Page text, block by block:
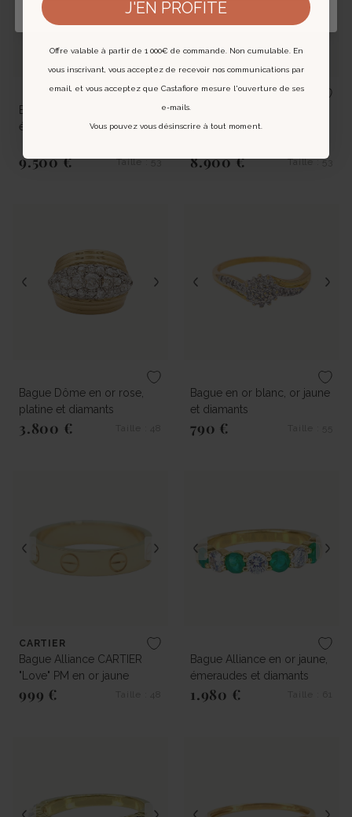
Bague Trilogie en platine,
émeraude et diamants
9.500 € Taille : 53
Bague Entourage en or
jaune, platine, saphir et
8.900 € Taille : 53
Bague Dôme en or rose,
platine et diamants
3.800 €
Bague en or blanc, or jaune
et diamants
790 €
CARTIER
Bague Alliance CARTIER
"Love" PM en or jaune
999 €
Bague Alliance en or jaune,
émeraudes et diamants
1.980 €
J'EN PROFITE
Offre valable à partir de 1 000€ de commande. Non cumulable. En
vous inscrivant, vous acceptez de recevoir nos communications par
email, et vous acceptez que Castafiore mesure l'ouverture de ses
e-mails.
Vous pouvez vous désinscrire à tout moment.